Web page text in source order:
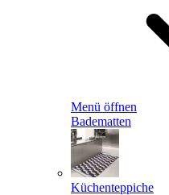
Menü öffnen
Badematten
Küchenteppiche